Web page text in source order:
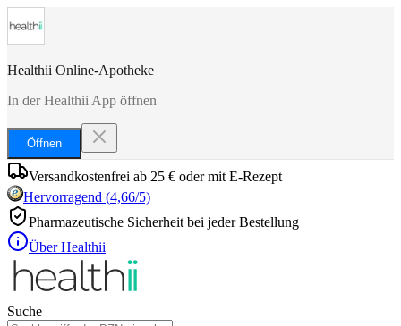
Healthii Online-Apotheke
In der Healthii App öffnen
Öffnen
Versandkostenfrei ab 25 € oder mit E-Rezept
Hervorragend (4,66/5)
Pharmazeutische Sicherheit bei jeder Bestellung
Über Healthii
Suche